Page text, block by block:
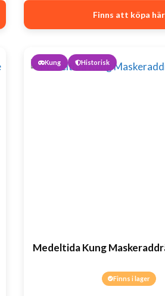
Finns att köpa här
Kung Historisk
Medeltida Kung
Finns i lager